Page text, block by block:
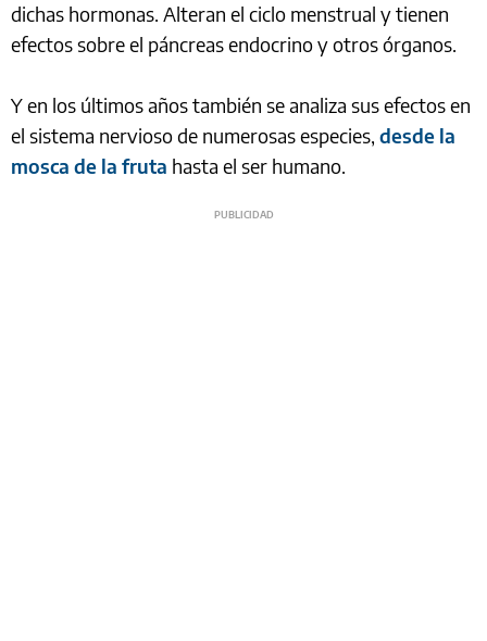
dichas hormonas. Alteran el ciclo menstrual y tienen
efectos sobre el páncreas endocrino y otros órganos.
Y en los últimos años también se analiza sus efectos en
el sistema nervioso de numerosas especies, desde la
mosca de la fruta hasta el ser humano.